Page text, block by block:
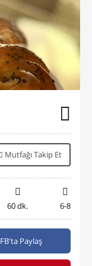
Mutfağı Takip Et
60 dk. 6-8
FB'ta Paylaş